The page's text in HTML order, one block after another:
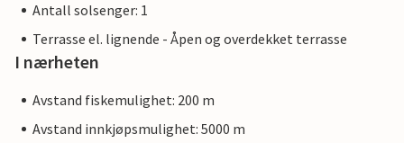
Antall solsenger: 1
Terrasse el. lignende - Åpen og overdekket terrasse
I nærheten
Avstand fiskemulighet: 200 m
Avstand innkjøpsmulighet: 5000 m